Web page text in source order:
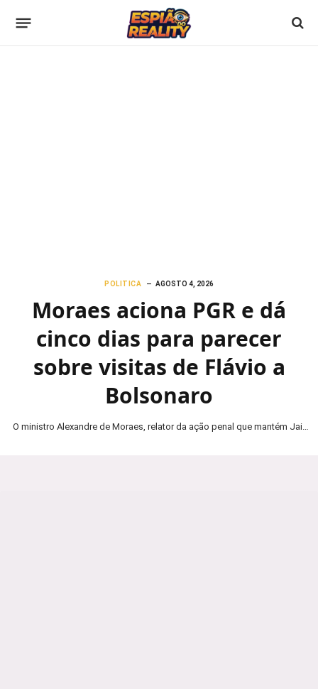
POLITICA AGOSTO 4, 2026
Moraes aciona PGR e dá
cinco dias para parecer
sobre visitas de Flávio a
Bolsonaro
O ministro Alexandre de Moraes, relator da ação penal que mantém Jair